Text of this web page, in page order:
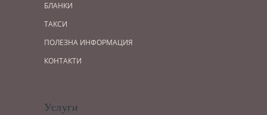
БЛАНКИ
ТАКСИ
ПОЛЕЗНА ИНФОРМАЦИЯ
КОНТАКТИ
Услуги